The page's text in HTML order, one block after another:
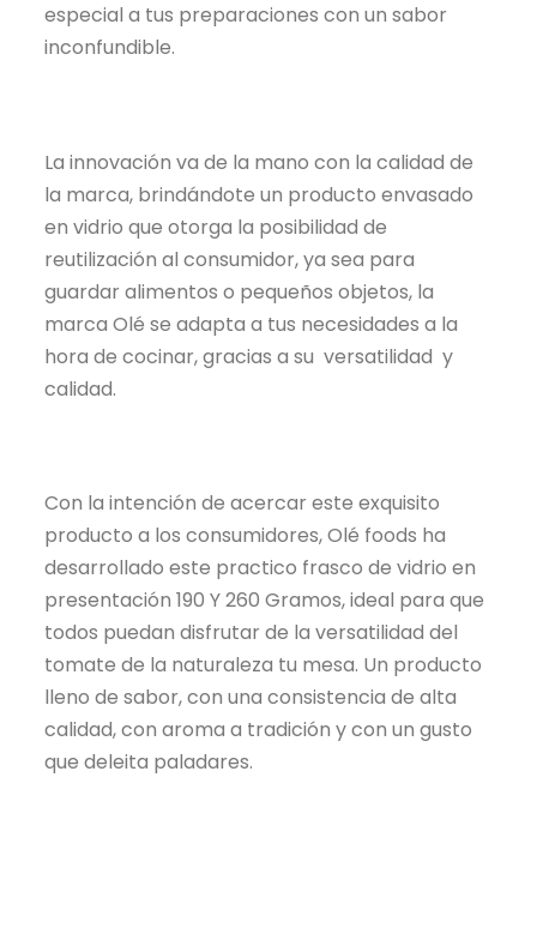
especial a tus preparaciones con un sabor
inconfundible.
La innovación va de la mano con la calidad de
la marca, brindándote un producto envasado
en vidrio que otorga la posibilidad de
reutilización al consumidor, ya sea para
guardar alimentos o pequeños objetos, la
marca Olé se adapta a tus necesidades a la
hora de cocinar, gracias a su versatilidad y
calidad.
Con la intención de acercar este exquisito
producto a los consumidores, Olé foods ha
desarrollado este practico frasco de vidrio en
presentación 190 Y 260 Gramos, ideal para que
todos puedan disfrutar de la versatilidad del
tomate de la naturaleza tu mesa. Un producto
lleno de sabor, con una consistencia de alta
calidad, con aroma a tradición y con un gusto
que deleita paladares.